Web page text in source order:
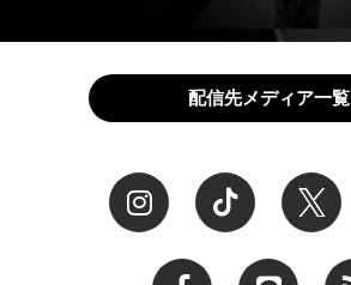
配信先メディア一覧